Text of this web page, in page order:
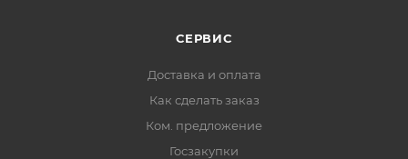
СЕРВИС
Доставка и оплата
Как сделать заказ
Ком. предложение
Госзакупки